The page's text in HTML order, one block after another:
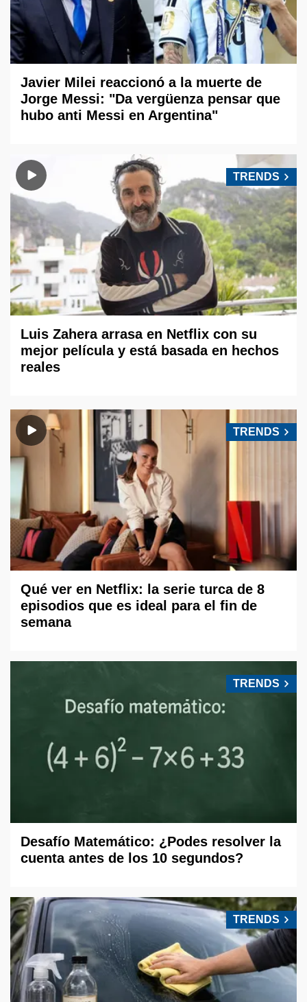
Javier Milei reaccionó a la muerte de
Jorge Messi: "Da vergüenza pensar que
hubo anti Messi en Argentina"
TRENDS
Luis Zahera arrasa en Netflix con su
mejor película y está basada en hechos
reales
TRENDS
Qué ver en Netflix: la serie turca de 8
episodios que es ideal para el fin de
semana
TRENDS
Desafío Matemático: ¿Podes resolver la
cuenta antes de los 10 segundos?
TRENDS